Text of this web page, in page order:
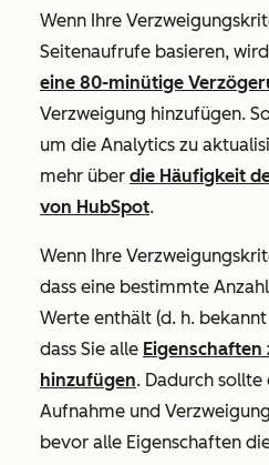
Wenn Ihre
Seitenaufrufe basieren,
eine 80-minütige
Verzweigung hinzufügen.
um die Analytics zu
mehr über die Häufigkeit
von HubSpot.
Wenn Ihre
dass eine bestimmte
Werte enthält (d. h.
dass Sie alle
hinzufügen. Dadurch
Aufnahme und
bevor alle Eigenschaften